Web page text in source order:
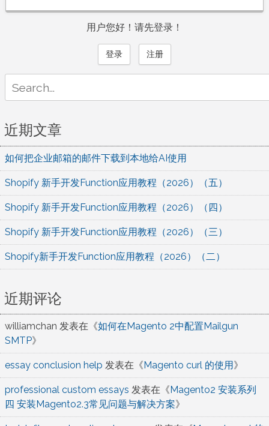
用户您好！请先登录！
登录 注册
for:
近期文章
如何把企业邮箱的邮件下载到本地给AI使用
Shopify 新手开发Function应用教程（2026）（五）
Shopify 新手开发Function应用教程（2026）（四）
Shopify 新手开发Function应用教程（2026）（三）
Shopify新手开发Function应用教程（2026）（二）
近期评论
williamchan 发表在《如何在Magento 2中配置Mailgun
SMTP》
essay conclusion help 发表在《Magento curl 的使用》
professional custom essays 发表在《Magento2 安装系列
四 安装Magento2.3常见问题与解决方案》